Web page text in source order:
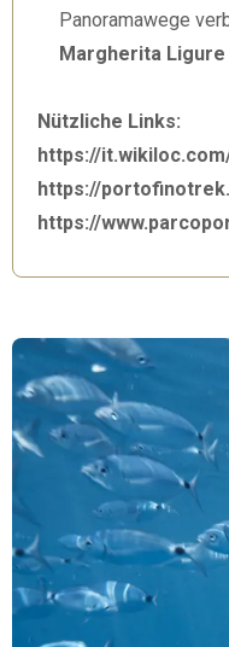
Panoramawege
Margherita Ligure
Nützliche Links:
https://
https://
https://